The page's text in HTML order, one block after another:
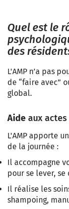
Quel est le
des
L'AMP n’a pas
de “faire avec”
global.
Aide aux
L'AMP apporte
de la journée :
Il accompagne
pour se lever,
Il réalise les
shampoing,